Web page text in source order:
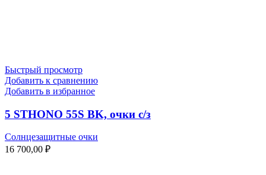
Быстрый просмотр
Добавить к сравнению
Добавить в избранное
5 STHONO 55S BK, очки с/з
Солнцезащитные очки
16 700,00 ₽